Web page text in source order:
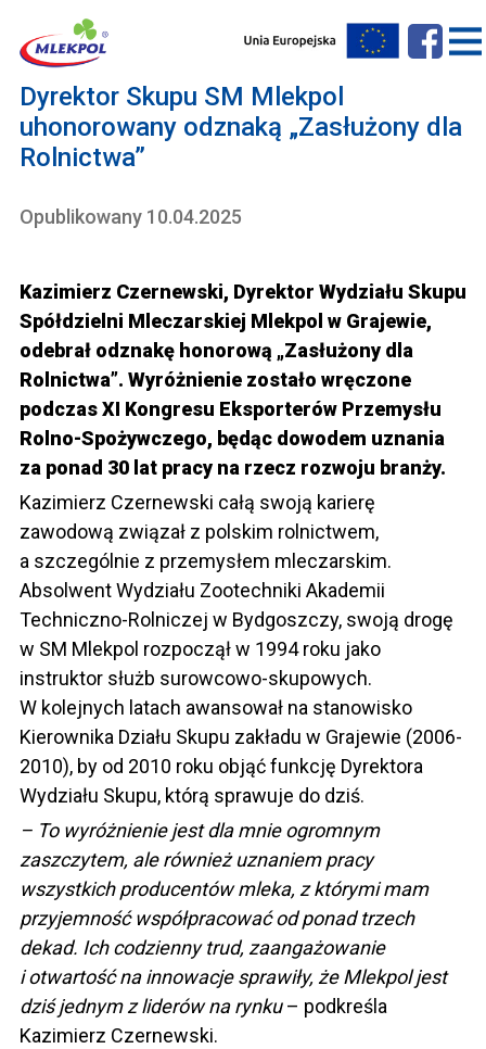
Dyrektor Skupu SM Mlekpol
uhonorowany odznaką „Zasłużony dla
Rolnictwa”
Opublikowany 10.04.2025
Kazimierz Czernewski, Dyrektor Wydziału Skupu
Spółdzielni Mleczarskiej Mlekpol w Grajewie,
odebrał odznakę honorową „Zasłużony dla
Rolnictwa”. Wyróżnienie zostało wręczone
podczas XI Kongresu Eksporterów Przemysłu
Rolno-Spożywczego, będąc dowodem uznania
za ponad 30 lat pracy na rzecz rozwoju branży.
Kazimierz Czernewski całą swoją karierę
zawodową związał z polskim rolnictwem,
a szczególnie z przemysłem mleczarskim.
Absolwent Wydziału Zootechniki Akademii
Techniczno-Rolniczej w Bydgoszczy, swoją drogę
w SM Mlekpol rozpoczął w 1994 roku jako
instruktor służb surowcowo-skupowych.
W kolejnych latach awansował na stanowisko
Kierownika Działu Skupu zakładu w Grajewie (2006-
2010), by od 2010 roku objąć funkcję Dyrektora
Wydziału Skupu, którą sprawuje do dziś.
– To wyróżnienie jest dla mnie ogromnym
zaszczytem, ale również uznaniem pracy
wszystkich producentów mleka, z którymi mam
przyjemność współpracować od ponad trzech
dekad. Ich codzienny trud, zaangażowanie
i otwartość na innowacje sprawiły, że Mlekpol jest
dziś jednym z liderów na rynku– podkreśla
Kazimierz Czernewski.